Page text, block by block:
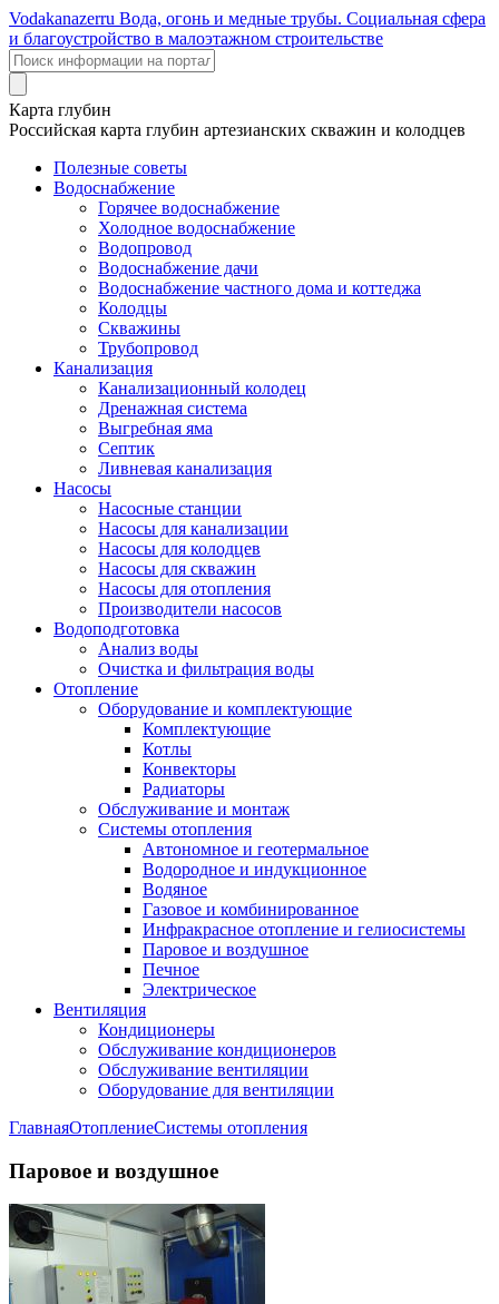
Vodakanazerru Вода, огонь и медные трубы. Социальная сфера
и благоустройство в малоэтажном строительстве
Карта глубин
Российская карта глубин артезианских скважин и колодцев
Полезные советы
Водоснабжение
Горячее водоснабжение
Холодное водоснабжение
Водопровод
Водоснабжение дачи
Водоснабжение частного дома и коттеджа
Колодцы
Скважины
Трубопровод
Канализация
Канализационный колодец
Дренажная система
Выгребная яма
Септик
Ливневая канализация
Насосы
Насосные станции
Насосы для канализации
Насосы для колодцев
Насосы для скважин
Насосы для отопления
Производители насосов
Водоподготовка
Анализ воды
Очистка и фильтрация воды
Отопление
Оборудование и комплектующие
Комплектующие
Котлы
Конвекторы
Радиаторы
Обслуживание и монтаж
Системы отопления
Автономное и геотермальное
Водородное и индукционное
Водяное
Газовое и комбинированное
Инфракрасное отопление и гелиосистемы
Паровое и воздушное
Печное
Электрическое
Вентиляция
Кондиционеры
Обслуживание кондиционеров
Обслуживание вентиляции
Оборудование для вентиляции
ГлавнаяОтоплениеСистемы отопления
Паровое и воздушное